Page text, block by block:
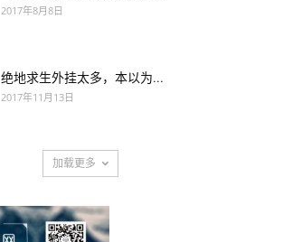
2017年8月8日
绝地求生外挂太多，本以为...
2017年11月13日
加载更多